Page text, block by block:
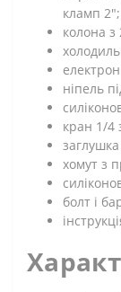
кламп 2";
колона
ніпель
кран 1/4
хомут з
болт і